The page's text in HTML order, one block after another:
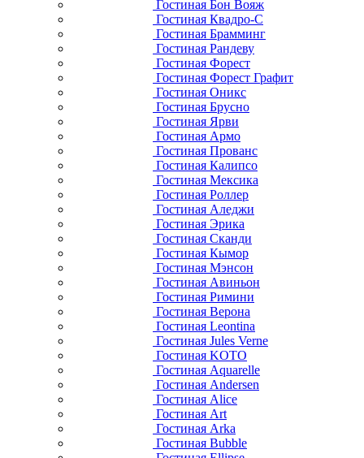
Гостиная Бон Вояж
Гостиная Квадро-С
Гостиная Брамминг
Гостиная Рандеву
Гостиная Форест
Гостиная Форест Графит
Гостиная Оникс
Гостиная Брусно
Гостиная Ярви
Гостиная Армо
Гостиная Прованс
Гостиная Калипсо
Гостиная Мексика
Гостиная Роллер
Гостиная Аледжи
Гостиная Эрика
Гостиная Сканди
Гостиная Кымор
Гостиная Мэнсон
Гостиная Авиньон
Гостиная Римини
Гостиная Верона
Гостиная Leontina
Гостиная Jules Verne
Гостиная KOTO
Гостиная Aquarelle
Гостиная Andersen
Гостиная Alice
Гостиная Art
Гостиная Arka
Гостиная Bubble